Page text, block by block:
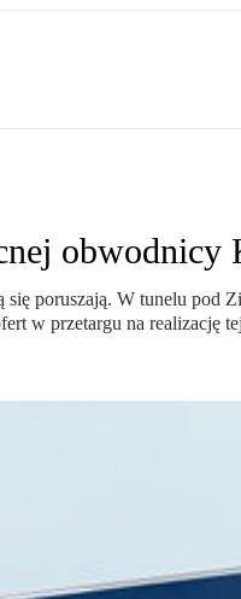
obwodnicy
poruszają. W tunelu pod
w przetargu na realizację